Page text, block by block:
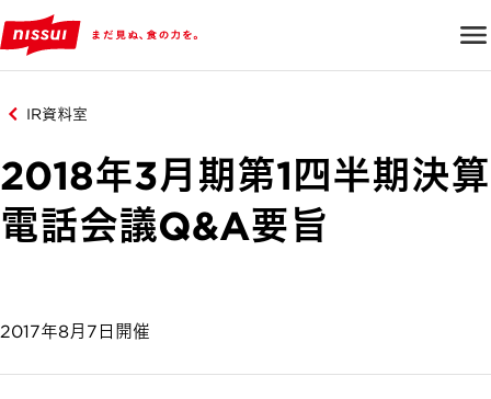
IR資料室
2018年3月期第1四半期決算
電話会議Q&A要旨
2017年8月7日開催